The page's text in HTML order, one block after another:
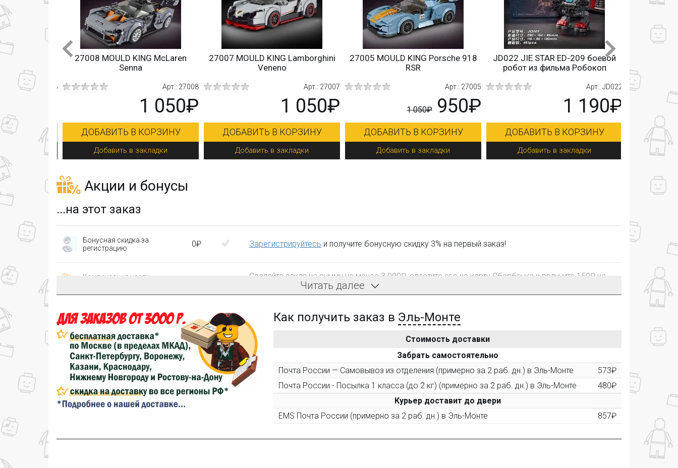
GT40 1968
Арт.: 100148
27008 MOULD KING McLaren
Senna
Арт.: 27008
1 050₽
ДОБАВИТЬ В КОРЗИНУ
Добавить в закладки
27007 MOULD KING Lamborghini
Veneno
Арт.: 27007
1 050₽
ДОБАВИТЬ В КОРЗИНУ
Добавить в закладки
27005 MOULD KING Porsche 918
RSR
Арт.: 27005
1 050₽ 950₽
ДОБАВИТЬ В КОРЗИНУ
Добавить в закладки
JD022 JIE STAR ED-209 боевой
робот из фильма Робокоп
Арт.: JD022
1 190₽
ДОБАВИТЬ В КОРЗИНУ
Добавить в закладки
Акции и бонусы
...на этот заказ
Бонусная скидка за
регистрацию
0₽ Зарегистрируйтесь и получите бонусную скидку 3% на первый заказ!
Компенсация части
Сделайте заказ на сумму не менее 3 000₽, оплатите его на карту Сбербанка и получите 150₽ на
компенсацию доставки.
...на следующий заказ
Золотая скидка
персональная
10%
После того, как сумма Ваших заказов превысит 3000 рублей, Вы получите постоянную скидку на
все повторные заказы - 10%
(фото сборки) до 10%
Пришлите фото поэтапной сборки купленного конструктора и получите дополнительную скидку
10% при покупке следующего набора (не дороже 10 000 рублей).
на нашем сайте
100₽
за текстовый отзыв или 100₽ за отзыв с фото.
Читать далее
Как получить заказ в Эль-Монте
Стоимость доставки
Забрать самостоятельно
Почта России — Самовывоз из отделения (примерно за 2 раб. дн.) в Эль-Монте
573₽
Почта России - Посылка 1 класса (до 2 кг) (примерно за 2 раб. дн.) в Эль-Монте
480₽
Курьер доставит до двери
EMS Почта России (примерно за 2 раб. дн.) в Эль-Монте
857₽